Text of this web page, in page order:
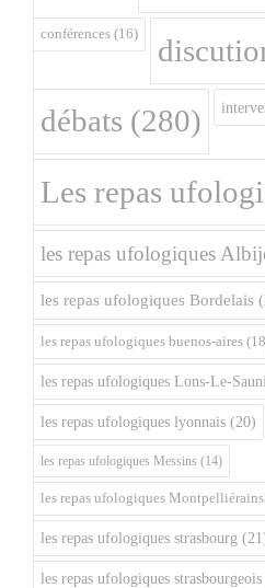
conférences (16)
débats (280)
Les repas
les repas ufologiques
les repas ufologiques Bordelais
les repas ufologiques buenos-aires
les repas ufologiques Lons-Le-
les repas ufologiques lyonnais (20)
les repas ufologiques Messins (14)
les repas ufologiques Montpelliérains
les repas ufologiques strasbourg
les repas ufologiques strasbourgeois